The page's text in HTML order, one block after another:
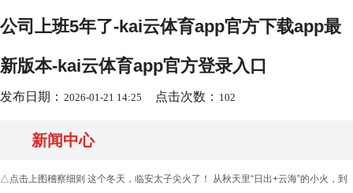
公司上班5年了-kai云体育app官方下载app最
新版本-kai云体育app官方登录入口
发布日期： 2026-01-21 14:25 点击次数： 102
新闻中心
△点击上图稽察细则 这个冬天，临安太子尖火了！ 从秋天里“日出+云海”的小火，到